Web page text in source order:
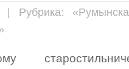
Рубрика: